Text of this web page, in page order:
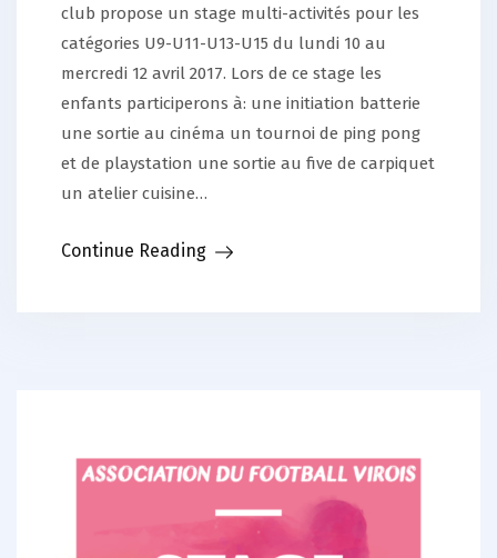
club propose un stage multi-activités pour les
catégories U9-U11-U13-U15 du lundi 10 au
mercredi 12 avril 2017. Lors de ce stage les
enfants participerons à: une initiation batterie
une sortie au cinéma un tournoi de ping pong
et de playstation une sortie au five de carpiquet
un atelier cuisine…
Continue Reading